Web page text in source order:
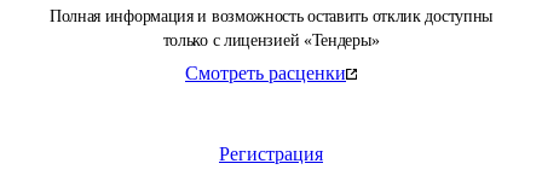
Полная информация и возможность оставить отклик доступны
только с лицензией «Тендеры»
Смотреть расценки
Регистрация